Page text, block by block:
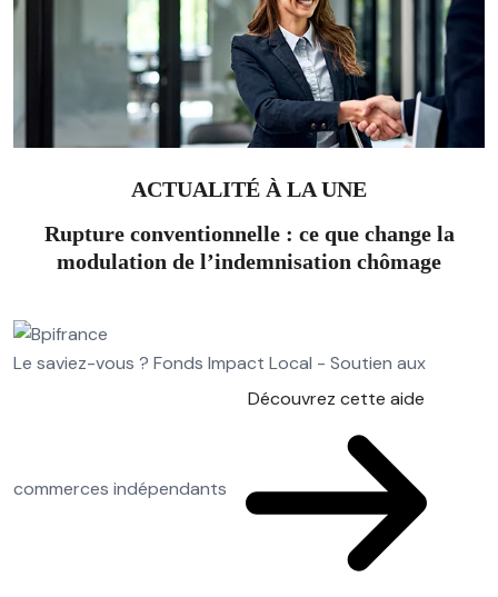
ACTUALITÉ À LA UNE
Rupture conventionnelle : ce que change la
modulation de l’indemnisation chômage
Le saviez-vous ? Fonds Impact Local - Soutien aux
commerces indépendants
Découvrez cette aide